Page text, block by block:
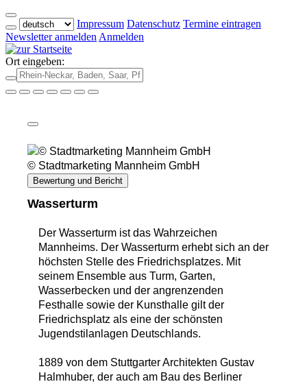
Impressum Datenschutz Termine eintragen
Newsletter anmelden Anmelden
Ort eingeben:
© Stadtmarketing Mannheim GmbH
Bewertung und Bericht
Wasserturm
Der Wasserturm ist das Wahrzeichen
Mannheims. Der Wasserturm erhebt sich an der
höchsten Stelle des Friedrichsplatzes. Mit
seinem Ensemble aus Turm, Garten,
Wasserbecken und der angrenzenden
Festhalle sowie der Kunsthalle gilt der
Friedrichsplatz als eine der schönsten
Jugendstilanlagen Deutschlands.
1889 von dem Stuttgarter Architekten Gustav
Halmhuber, der auch am Bau des Berliner